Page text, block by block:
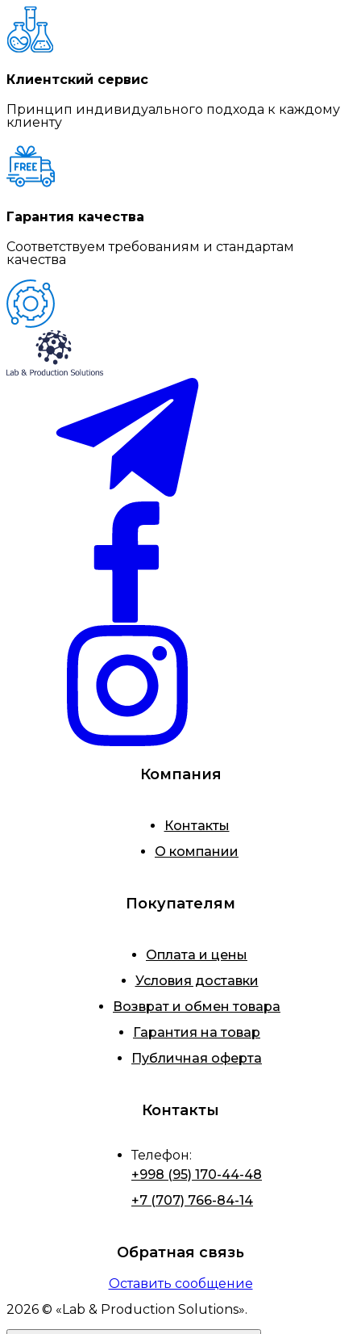
Клиентский сервис
Принцип индивидуального подхода к каждому
клиенту
Гарантия качества
Соответствуем требованиям и стандартам
качества
Компания
Контакты
О компании
Покупателям
Оплата и цены
Условия доставки
Возврат и обмен товара
Гарантия на товар
Публичная оферта
Контакты
Телефон:
+998 (95) 170-44-48
+7 (707) 766-84-14
Обратная связь
Оставить сообщение
2026 © « Lab & Production Solutions».